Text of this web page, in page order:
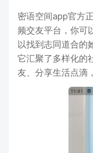
密语空间app官方
频交友平台，你可
以找到志同道合的
它汇聚了多样化的
友、分享生活点滴